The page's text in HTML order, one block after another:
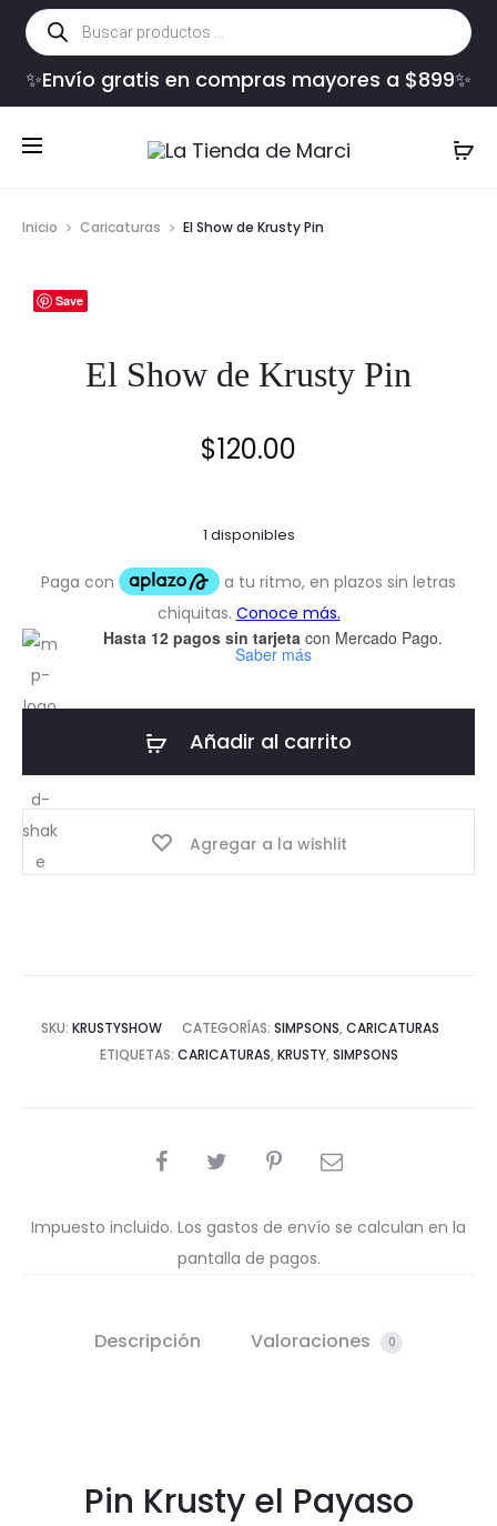
Búsqueda
de
productos
✨Envío gratis en compras mayores a $899✨
Inicio Caricaturas El Show de Krusty Pin
Save
El Show de Krusty Pin
$120.00
1 disponibles
Hasta 12 pagos sin tarjeta con Mercado Pago.
Saber más
Añadir al carrito
Agregar a la wishlit
SKU: KRUSTYSHOW CATEGORÍAS: SIMPSONS, CARICATURAS
ETIQUETAS: CARICATURAS, KRUSTY, SIMPSONS
COMPARTIR
Impuesto incluido. Los gastos de envío se calculan en la
pantalla de pagos.
Descripción Valoraciones 0
Pin Krusty el Payaso